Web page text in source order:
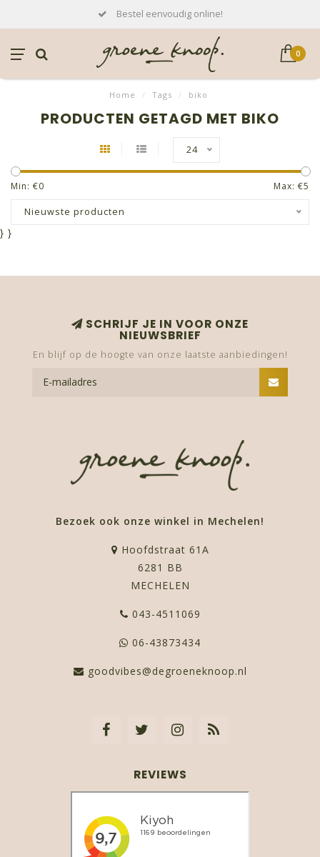
Bestel eenvoudig online!
0
Home / Tags / biko
PRODUCTEN GETAGD MET BIKO
24
Min: €0 Max: €5
Nieuwste producten
} }
SCHRIJF JE IN VOOR ONZE
NIEUWSBRIEF
En blijf op de hoogte van onze laatste aanbiedingen!
Bezoek ook onze winkel in Mechelen!
Hoofdstraat 61A
6281 BB
MECHELEN
043-4511069
06-43873434
goodvibes@degroeneknoop.nl
REVIEWS